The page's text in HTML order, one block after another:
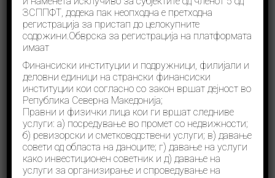
Носители на јавни функции
UN Листа на Санкции
Мапа на документи
FATF
Совет на Европа
Moneyval
ЗСППФТ, додека пак неопходна е претходна
регистрација за пристап до целокупните
содржини.Обврска за регистрација на платформата
имаат
Финансиски институции и подружници, филијали и
деловни единици на странски финансиски
институции кои согласно со закон вршат дејност во
Република Северна Македонија;
Правни и физички лица кои ги вршат следниве
услуги: а) посредување во промет со недвижности;
б) ревизорски и сметководствени услуги; в) давање
совети од областа на даноците; г) давање на услуги
како инвестиционен советник и д) давање на
услуги за организирање и спроведување на